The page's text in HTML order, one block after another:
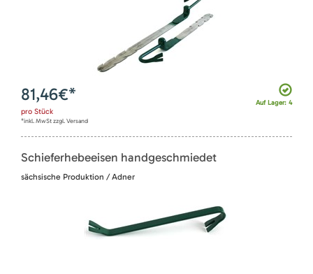
Auf Lager: 4
81,46€*
pro Stück
*inkl. MwSt zzgl. Versand
Schieferhebeeisen handgeschmiedet
sächsische Produktion / Adner